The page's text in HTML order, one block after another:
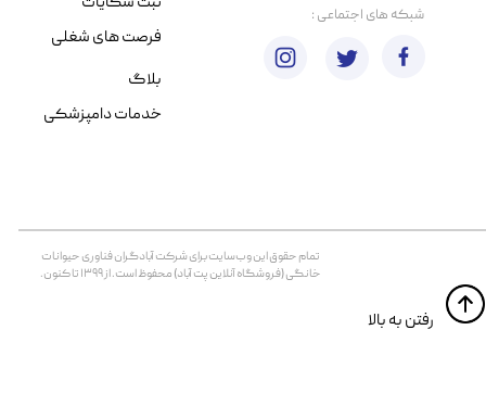
تمام حقوق اين وب‌سايت برای شرکت آبادگران فناوری حیوانات
خانگی (فروشگاه آنلاین پت آباد) محفوظ است. از ۱۳۹۹ تا کنون.
​​رفتن به بالا
فرصت های شغلی
​شبکه های اجتماعی :
بلاگ
خدمات دامپزشکی